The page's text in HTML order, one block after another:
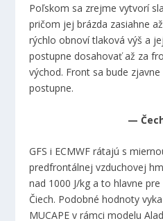
Poľskom sa zrejme vytvorí
pričom jej brázda zasiahne
rýchlo obnoví tlaková výš a
postupne dosahovať až za
východ. Front sa bude
postupne.
—
GFS i ECMWF rátajú s
predfrontálnej vzduchovej
nad 1000 J/kg a to hlavne
Čiech. Podobné hodnoty
MUCAPE v rámci modelu